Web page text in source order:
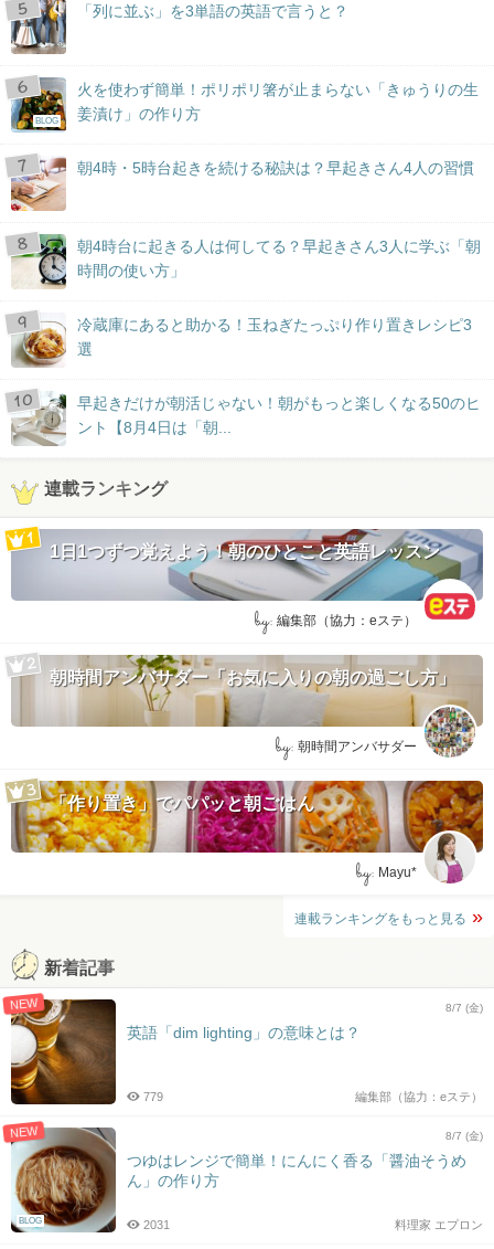
「列に並ぶ」を3単語の英語で言うと？
BLOG
火を使わず簡単！ポリポリ箸が止まらない「きゅうりの生
姜漬け」の作り方
朝4時・5時台起きを続ける秘訣は？早起きさん4人の習慣
朝4時台に起きる人は何してる？早起きさん3人に学ぶ「朝
時間の使い方」
冷蔵庫にあると助かる！玉ねぎたっぷり作り置きレシピ3
選
早起きだけが朝活じゃない！朝がもっと楽しくなる50のヒ
ント【8月4日は「朝...
連載ランキング
1日1つずつ覚えよう！朝のひとこと英語レッスン
by: 編集部（協力：eステ）
朝時間アンバサダー「お気に入りの朝の過ごし方」
by: 朝時間アンバサダー
「作り置き」でパパッと朝ごはん
by: Mayu*
連載ランキングをもっと見る
新着記事
NEW 8/7 (金)
英語「dim lighting」の意味とは？
編集部（協力：eステ）
779
NEW
BLOG
8/7 (金)
つゆはレンジで簡単！にんにく香る「醤油そうめ
ん」の作り方
料理家 エプロン
2031